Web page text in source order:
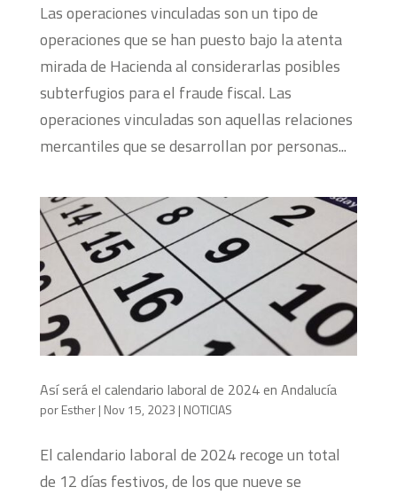
Las operaciones vinculadas son un tipo de
operaciones que se han puesto bajo la atenta
mirada de Hacienda al considerarlas posibles
subterfugios para el fraude fiscal. Las
operaciones vinculadas son aquellas relaciones
mercantiles que se desarrollan por personas...
Así será el calendario laboral de 2024 en Andalucía
porEsther| Nov 15, 2023 | NOTICIAS
El calendario laboral de 2024 recoge un total
de 12 días festivos, de los que nueve se